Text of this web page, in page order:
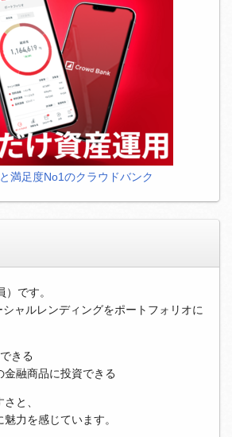
満足度No1のクラウドバンク
です。
ャルレンディングをポートフォリオに
きる
金融商品に投資できる
と、
力を感じています。